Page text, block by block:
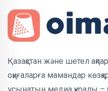
Қазақстан және шетел
оқиғаларға мамандар